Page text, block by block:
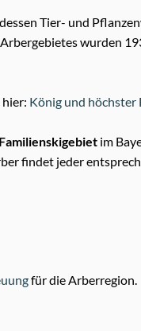
Tier- und
wurden
hier: König und höchster
im
findet jeder
für die Arberregion.